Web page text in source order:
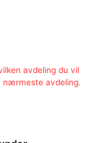
avdeling du vil
nærmeste avdeling.